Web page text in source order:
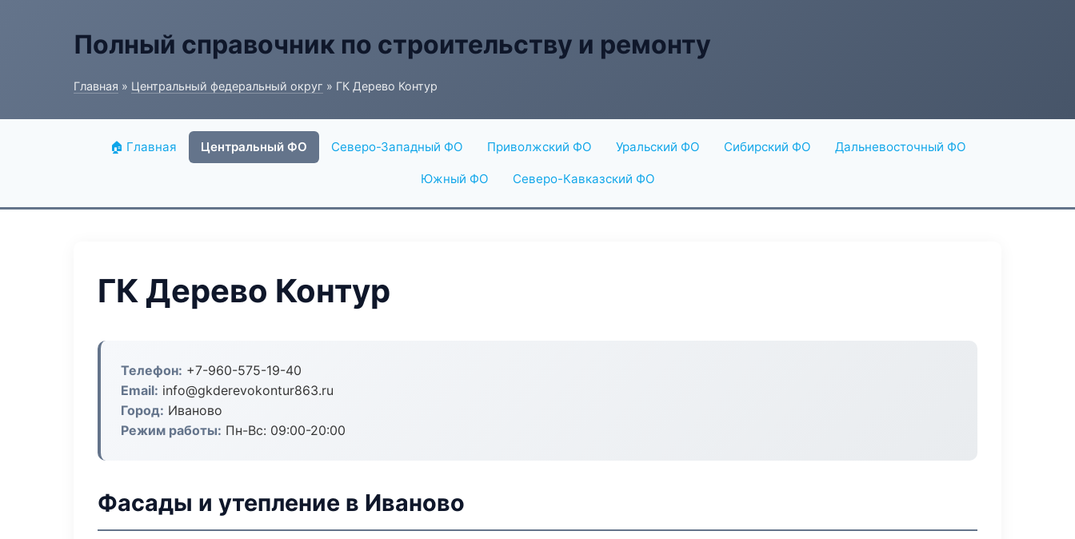
Полный справочник по строительству и ремонту
Главная » Центральный федеральный округ » ГК Дерево Контур
🏠 Главная Центральный ФО Северо-Западный ФО Приволжский ФО Уральский ФО Сибирский ФО Дальневосточный ФО
Южный ФО Северо-Кавказский ФО
ГК Дерево Контур
Телефон: +7-960-575-19-40
Email: info@gkderevokontur863.ru
Город: Иваново
Режим работы: Пн-Вс: 09:00-20:00
Фасады и утепление в Иваново